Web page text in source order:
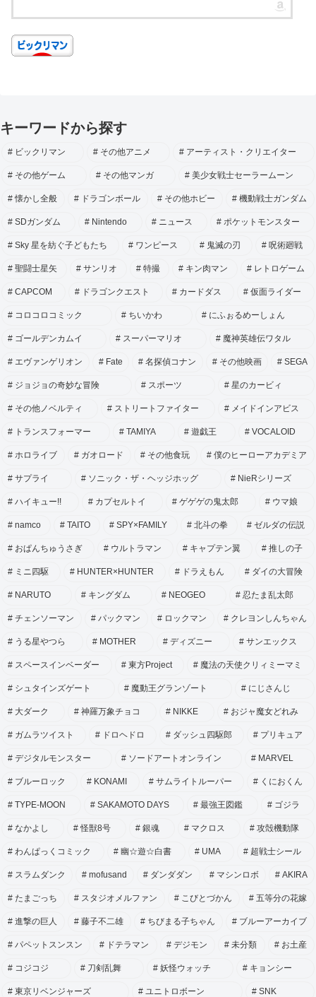
キーワードから探す
ビックリマン その他アニメ アーティスト・クリエイター
その他ゲーム その他マンガ 美少女戦士セーラームーン
懐かし全般 ドラゴンボール その他ホビー 機動戦士ガンダム
SDガンダム Nintendo ニュース ポケットモンスター
Sky 星を紡ぐ子どもたち ワンピース 鬼滅の刃 呪術廻戦
聖闘士星矢 サンリオ 特撮 キン肉マン レトロゲーム
CAPCOM ドラゴンクエスト カードダス 仮面ライダー
コロコロコミック ちいかわ にふぉるめーしょん
ゴールデンカムイ スーパーマリオ 魔神英雄伝ワタル
エヴァンゲリオン Fate 名探偵コナン その他映画 SEGA
ジョジョの奇妙な冒険 スポーツ 星のカービィ
その他ノベルティ ストリートファイター メイドインアビス
トランスフォーマー TAMIYA 遊戯王 VOCALOID
ホロライブ ガオロード その他食玩 僕のヒーローアカデミア
サプライ ソニック・ザ・ヘッジホッグ NieRシリーズ
ハイキュー!! カプセルトイ ゲゲゲの鬼太郎 ウマ娘
namco TAITO SPY×FAMILY 北斗の拳 ゼルダの伝説
おぱんちゅうさぎ ウルトラマン キャプテン翼 推しの子
ミニ四駆 HUNTER×HUNTER ドラえもん ダイの大冒険
NARUTO キングダム NEOGEO 忍たま乱太郎
チェンソーマン パックマン ロックマン クレヨンしんちゃん
うる星やつら MOTHER ディズニー サンエックス
スペースインベーダー 東方Project 魔法の天使クリィミーマミ
シュタインズゲート 魔動王グランゾート にじさんじ
大ダーク 神羅万象チョコ NIKKE おジャ魔女どれみ
ガムラツイスト ドロヘドロ ダッシュ四駆郎 プリキュア
デジタルモンスター ソードアートオンライン MARVEL
ブルーロック KONAMI サムライトルーパー くにおくん
TYPE-MOON SAKAMOTO DAYS 最強王図鑑 ゴジラ
なかよし 怪獣8号 銀魂 マクロス 攻殻機動隊
わんぱっくコミック 幽☆遊☆白書 UMA 超戦士シール
スラムダンク mofusand ダンダダン マシンロボ AKIRA
たまごっち スタジオメルファン こびとづかん 五等分の花嫁
進撃の巨人 藤子不二雄 ちびまる子ちゃん ブルーアーカイブ
パペットスンスン ドテラマン デジモン 未分類 お土産
コジコジ 刀剣乱舞 妖怪ウォッチ キョンシー
東京リベンジャーズ ユニトロボーン SNK